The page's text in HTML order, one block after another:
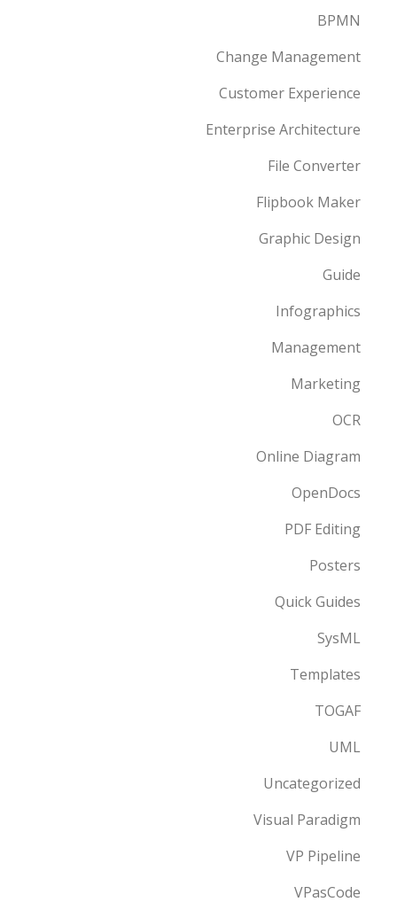
BPMN
Change Management
Customer Experience
Enterprise Architecture
File Converter
Flipbook Maker
Graphic Design
Guide
Infographics
Management
Marketing
OCR
Online Diagram
OpenDocs
PDF Editing
Posters
Quick Guides
SysML
Templates
TOGAF
UML
Uncategorized
Visual Paradigm
VP Pipeline
VPasCode